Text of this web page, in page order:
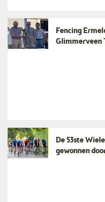
Fencing
Glimmerveen
De 53ste
gewonnen